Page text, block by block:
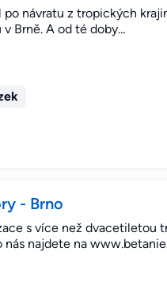
návratu z tropických
v Brně. A od té doby…
- Brno
s více než dvacetiletou
najdete na